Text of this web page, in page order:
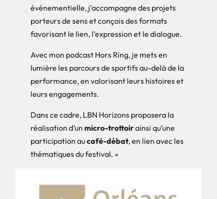
événementielle, j’accompagne des projets
porteurs de sens et conçois des formats
favorisant le lien, l’expression et le dialogue.
Avec mon podcast Hors Ring, je mets en
lumière les parcours de sportifs au-delà de la
performance, en valorisant leurs histoires et
leurs engagements.
Dans ce cadre, LBN Horizons proposera la
réalisation d’un micro-trottoirainsi qu’une
participation aucafé-débat, en lien avec les
thématiques du festival. »